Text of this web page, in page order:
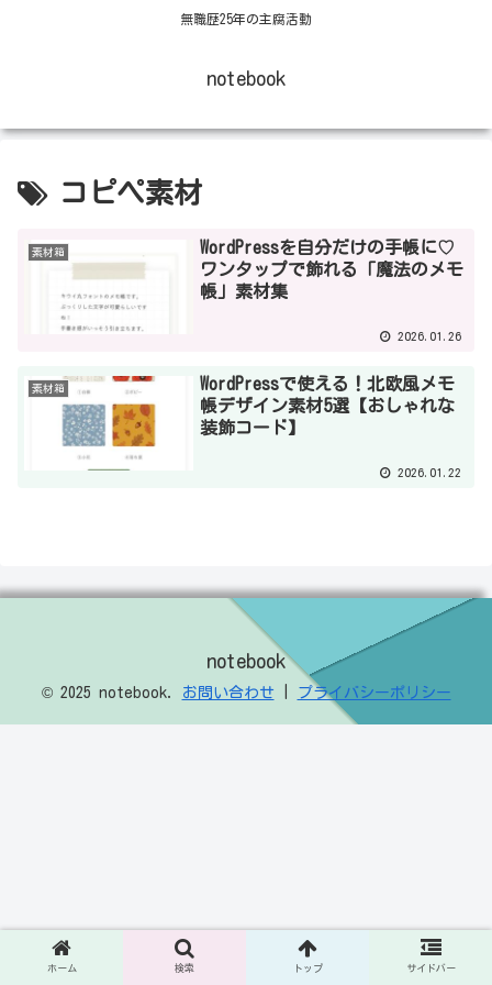
無職歴25年の主腐活動
notebook
コピペ素材
素材箱
WordPressを自分だけの手帳に♡
ワンタップで飾れる「魔法のメモ
帳」素材集
2026.01.26
素材箱
WordPressで使える！北欧風メモ
帳デザイン素材5選【おしゃれな
装飾コード】
2026.01.22
notebook
© 2025 notebook. お問い合わせ プライバシーポリシー
ホーム 検索 トップ サイドバー